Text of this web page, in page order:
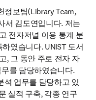
정보팀(Library Team,
서 김도연입니다. 저는
전자저널 이용 통계 분
였습니다. UNIST 도서
, 그 동안 주로 전자 자
를 담당하였습니다.
석 업무를 담당하고 있
실적 구축, 각종 연구